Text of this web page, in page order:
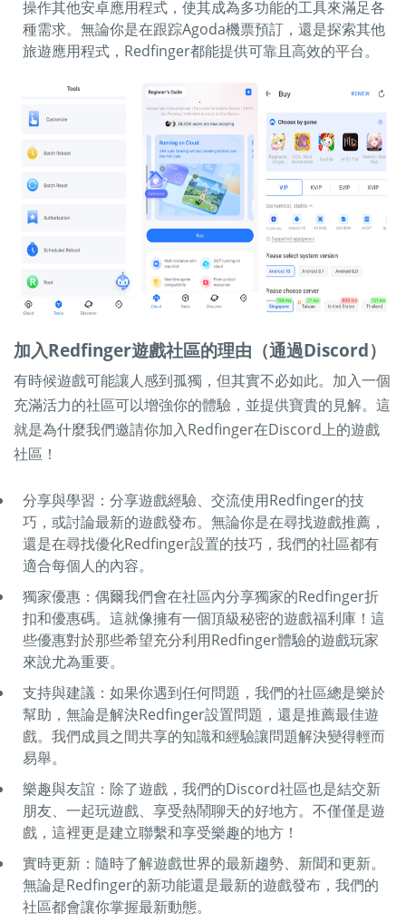
操作其他安卓應用程式，使其成為多功能的工具來滿足各
種需求。無論你是在跟踪Agoda機票預訂，還是探索其他
旅遊應用程式，Redfinger都能提供可靠且高效的平台。
加入Redfinger遊戲社區的理由（通過Discord）
有時候遊戲可能讓人感到孤獨，但其實不必如此。加入一個
充滿活力的社區可以增強你的體驗，並提供寶貴的見解。這
就是為什麼我們邀請你加入Redfinger在Discord上的遊戲
社區！
分享與學習：分享遊戲經驗、交流使用Redfinger的技
巧，或討論最新的遊戲發布。無論你是在尋找遊戲推薦，
還是在尋找優化Redfinger設置的技巧，我們的社區都有
適合每個人的內容。
獨家優惠：偶爾我們會在社區內分享獨家的Redfinger折
扣和優惠碼。這就像擁有一個頂級秘密的遊戲福利庫！這
些優惠對於那些希望充分利用Redfinger體驗的遊戲玩家
來說尤為重要。
支持與建議：如果你遇到任何問題，我們的社區總是樂於
幫助，無論是解決Redfinger設置問題，還是推薦最佳遊
戲。我們成員之間共享的知識和經驗讓問題解決變得輕而
易舉。
樂趣與友誼：除了遊戲，我們的Discord社區也是結交新
朋友、一起玩遊戲、享受熱鬧聊天的好地方。不僅僅是遊
戲，這裡更是建立聯繫和享受樂趣的地方！
實時更新：隨時了解遊戲世界的最新趨勢、新聞和更新。
無論是Redfinger的新功能還是最新的遊戲發布，我們的
社區都會讓你掌握最新動態。